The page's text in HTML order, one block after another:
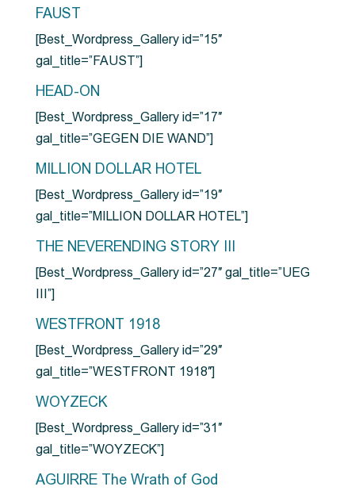
FAUST
[Best_Wordpress_Gallery id=”15″
gal_title=”FAUST”]
HEAD-ON
[Best_Wordpress_Gallery id=”17″
gal_title=”GEGEN DIE WAND”]
MILLION DOLLAR HOTEL
[Best_Wordpress_Gallery id=”19″
gal_title=”MILLION DOLLAR HOTEL”]
THE NEVERENDING STORY III
[Best_Wordpress_Gallery id=”27″ gal_title=”UEG
III”]
WESTFRONT 1918
[Best_Wordpress_Gallery id=”29″
gal_title=”WESTFRONT 1918″]
WOYZECK
[Best_Wordpress_Gallery id=”31″
gal_title=”WOYZECK”]
AGUIRRE The Wrath of God